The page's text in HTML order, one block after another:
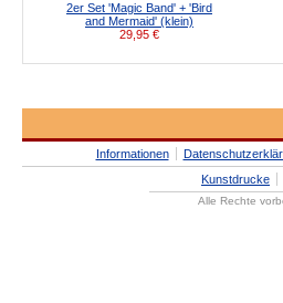
2er Set 'Magic Band' + 'Bird
and Mermaid' (klein)
29,95 €
Informationen
Kunstdrucke
Alle Rechte